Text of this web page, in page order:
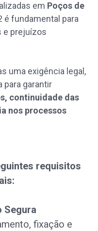
em Poços de
é fundamental para
e prejuízos
uma exigência legal,
para garantir
continuidade das
nos processos
requisitos
Segura
fixação e